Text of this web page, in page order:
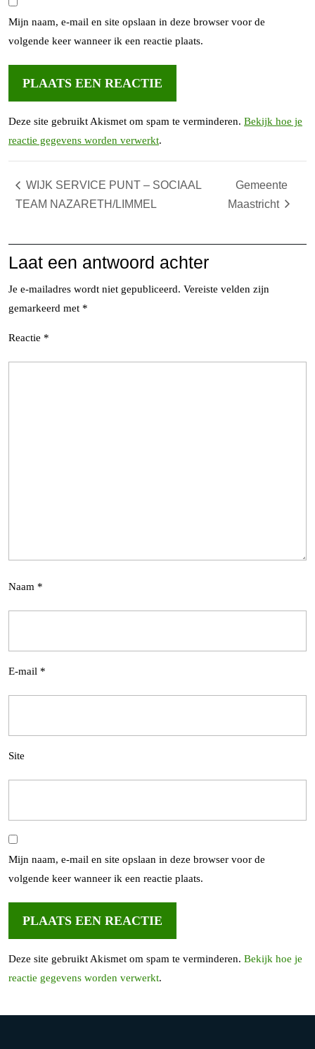
Mijn naam, e-mail en site opslaan in deze browser voor de
volgende keer wanneer ik een reactie plaats.
Deze site gebruikt Akismet om spam te verminderen. Bekijk hoe je
reactie gegevens worden verwerkt.
WIJK SERVICE PUNT – SOCIAAL
TEAM NAZARETH/LIMMEL
Gemeente
Maastricht
Laat een antwoord achter
Je e-mailadres wordt niet gepubliceerd. Vereiste velden zijn
gemarkeerd met *
Reactie *
Naam *
E-mail *
Site
Mijn naam, e-mail en site opslaan in deze browser voor de
volgende keer wanneer ik een reactie plaats.
Deze site gebruikt Akismet om spam te verminderen. Bekijk hoe je
reactie gegevens worden verwerkt.